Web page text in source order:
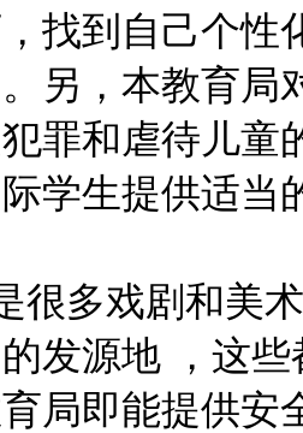
找到自己个性
另，本教育局
罪和虐待儿童
学生提供适当
多戏剧和美术
发源地 ，这
即能提供安